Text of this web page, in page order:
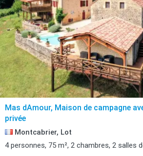
Mas dAmour, Maison de campagne
privée
Montcabrier, Lot
4 personnes, 75 m², 2 chambres, 2 salles